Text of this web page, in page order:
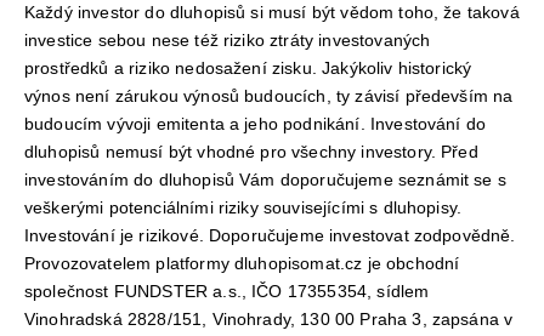
Každý investor do dluhopisů si musí být vědom toho, že taková
investice sebou nese též riziko ztráty investovaných
prostředků a riziko nedosažení zisku. Jakýkoliv historický
výnos není zárukou výnosů budoucích, ty závisí především na
budoucím vývoji emitenta a jeho podnikání. Investování do
dluhopisů nemusí být vhodné pro všechny investory. Před
investováním do dluhopisů Vám doporučujeme seznámit se s
veškerými potenciálními riziky souvisejícími s dluhopisy.
Investování je rizikové. Doporučujeme investovat zodpovědně.
Provozovatelem platformy dluhopisomat.cz je obchodní
společnost FUNDSTER a.s., IČO 17355354, sídlem
Vinohradská 2828/151, Vinohrady, 130 00 Praha 3, zapsána v